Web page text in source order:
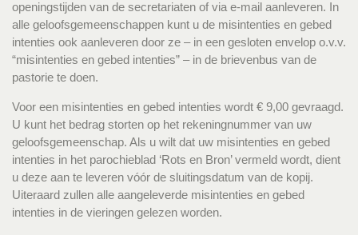
openingstijden van de secretariaten of via e-mail aanleveren. In
alle geloofsgemeenschappen kunt u de misintenties en gebed
intenties ook aanleveren door ze – in een gesloten envelop o.v.v.
“misintenties en gebed intenties” – in de brievenbus van de
pastorie te doen.
Voor een misintenties en gebed intenties wordt € 9,00 gevraagd.
U kunt het bedrag storten op het rekeningnummer van uw
geloofsgemeenschap. Als u wilt dat uw misintenties en gebed
intenties in het parochieblad ‘Rots en Bron’ vermeld wordt, dient
u deze aan te leveren vóór de sluitingsdatum van de kopij.
Uiteraard zullen alle aangeleverde misintenties en gebed
intenties in de vieringen gelezen worden.